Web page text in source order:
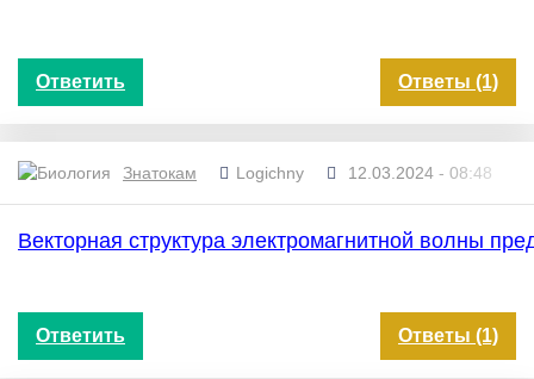
Ответить Ответы (1)
Знатокам Logichny 12.03.2024 - 08:48
Векторная структура электромагнитной волны
Ответить Ответы (1)